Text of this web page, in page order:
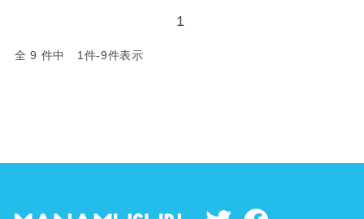
1
全 9 件中 1件-9件表示